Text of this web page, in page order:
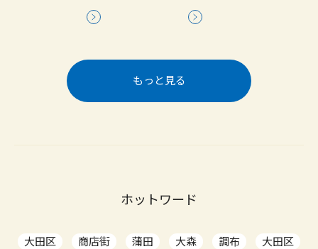
もっと見る
ホットワード
大田区 商店街 蒲田 大森 調布
大田区